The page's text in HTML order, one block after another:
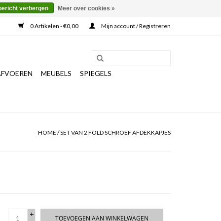
0 Artikelen - €0,00 Mijn account / Registreren
MEUBELS SPIEGELS
HOME /SET VAN 2 FOLD SCHROEF AFDEKKAPJES
+
TOEVOEGEN AAN WINKELWAGEN
verbergen Meer over cookies »